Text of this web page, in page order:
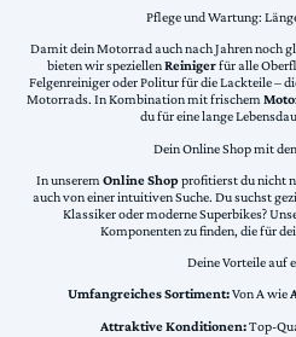
Pflege und Wartung:
Damit dein Motorrad auch nach Jahren noch
bieten wir speziellenReinigerfür alle
Felgenreiniger oder Politur für die Lackteile –
Motorrads. In Kombination mit frischem
du für eine lange
Dein Online Shop mit
In unserem Online Shopprofitierst du nicht
auch von einer intuitiven Suche. Du suchst
Klassiker oder moderne Superbikes?
Komponenten zu finden, die für
Deine Vorteile auf
Umfangreiches Sortiment:Von A wie
Attraktive Konditionen:Top-